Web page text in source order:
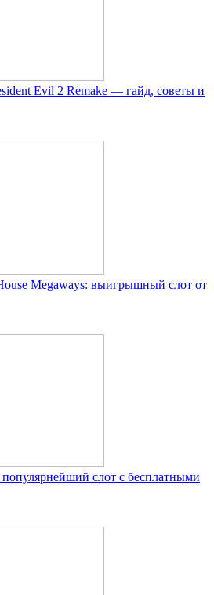
Evil 2 Remake — гайд, советы и
Megaways: выигрышный слот от
слот с бесплатными